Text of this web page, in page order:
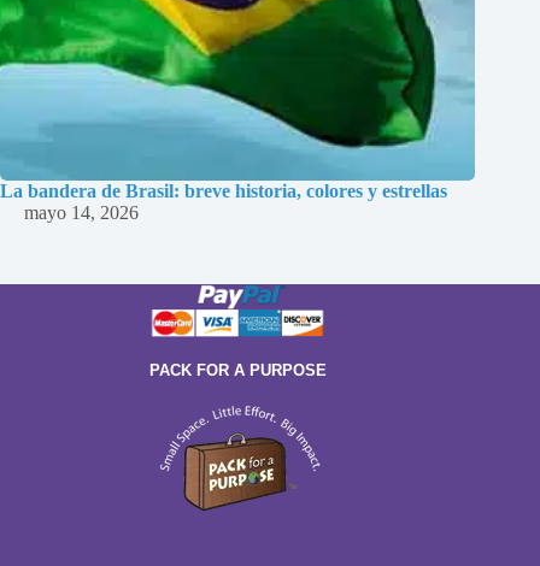
La bandera de Brasil: breve historia, colores y estrellas
mayo 14, 2026
PACK FOR A PURPOSE